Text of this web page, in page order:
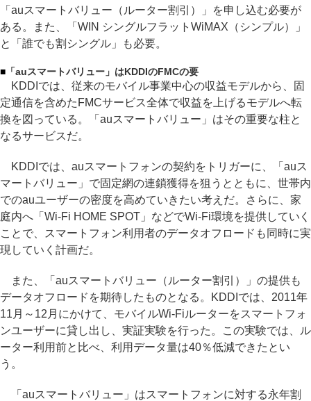
「auスマートバリュー（ルーター割引）」を申し込む必要が
ある。また、「WIN シングルフラットWiMAX（シンプル）」
と「誰でも割シングル」も必要。
■ 「auスマートバリュー」はKDDIのFMCの要
KDDIでは、従来のモバイル事業中心の収益モデルから、固
定通信を含めたFMCサービス全体で収益を上げるモデルへ転
換を図っている。「auスマートバリュー」はその重要な柱と
なるサービスだ。
KDDIでは、auスマートフォンの契約をトリガーに、「auス
マートバリュー」で固定網の連鎖獲得を狙うとともに、世帯内
でのauユーザーの密度を高めていきたい考えだ。さらに、家
庭内へ「Wi-Fi HOME SPOT」などでWi-Fi環境を提供していく
ことで、スマートフォン利用者のデータオフロードも同時に実
現していく計画だ。
また、「auスマートバリュー（ルーター割引）」の提供も
データオフロードを期待したものとなる。KDDIでは、2011年
11月～12月にかけて、モバイルWi-Fiルーターをスマートフォ
ンユーザーに貸し出し、実証実験を行った。この実験では、ル
ーター利用前と比べ、利用データ量は40％低減できたとい
う。
「auスマートバリュー」はスマートフォンに対する永年割